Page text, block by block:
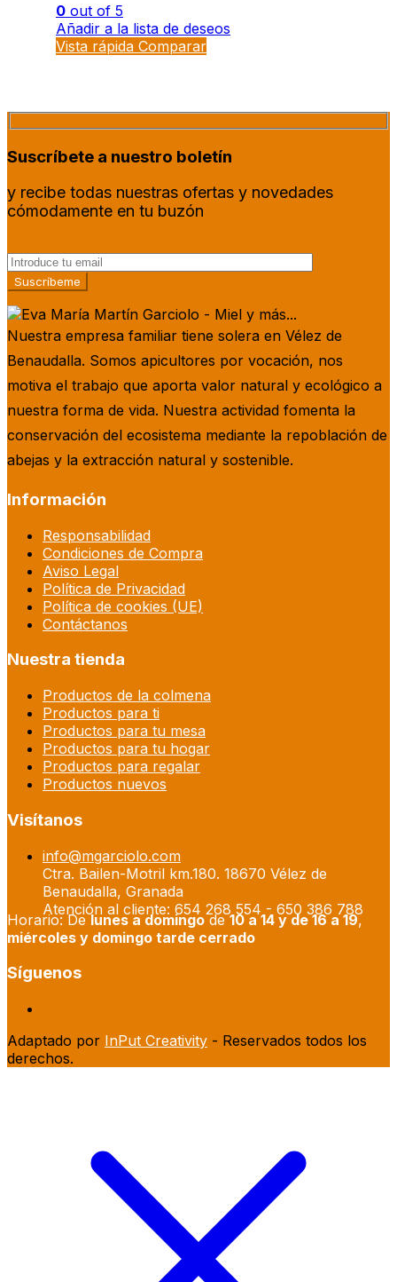
0 out of 5
Añadir a la lista de deseos
Vista rápida Comparar
Suscríbete a nuestro boletín
y recibe todas nuestras ofertas y novedades
cómodamente en tu buzón
Nuestra empresa familiar tiene solera en Vélez de
Benaudalla. Somos apicultores por vocación, nos
motiva el trabajo que aporta valor natural y ecológico a
nuestra forma de vida. Nuestra actividad fomenta la
conservación del ecosistema mediante la repoblación de
abejas y la extracción natural y sostenible.
Información
Responsabilidad
Condiciones de Compra
Aviso Legal
Política de Privacidad
Política de cookies (UE)
Contáctanos
Nuestra tienda
Productos de la colmena
Productos para ti
Productos para tu mesa
Productos para tu hogar
Productos para regalar
Productos nuevos
Visítanos
info@mgarciolo.com
Ctra. Bailen-Motril km.180. 18670 Vélez de
Benaudalla, Granada
Atención al cliente: 654 268 554 - 650 386 788
Horario: Delunes a domingode10 a 14 y de 16 a 19,
miércoles y domingo tarde cerrado
Síguenos
Adaptado por InPut Creativity - Reservados todos los
derechos.